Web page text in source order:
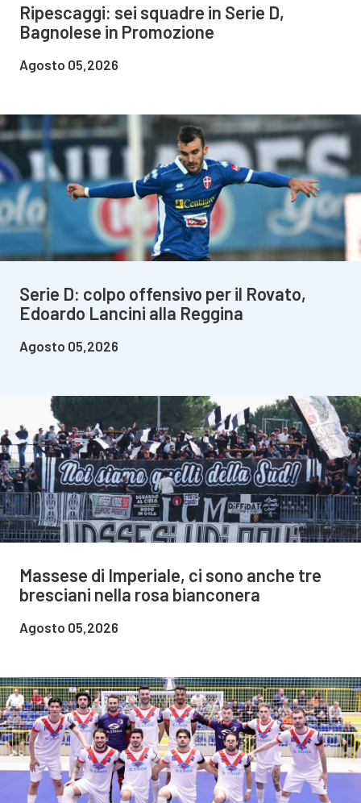
Ripescaggi: sei squadre in Serie D,
Bagnolese in Promozione
Agosto 05,2026
Serie D: colpo offensivo per il Rovato,
Edoardo Lancini alla Reggina
Agosto 05,2026
Massese di Imperiale, ci sono anche tre
bresciani nella rosa bianconera
Agosto 05,2026